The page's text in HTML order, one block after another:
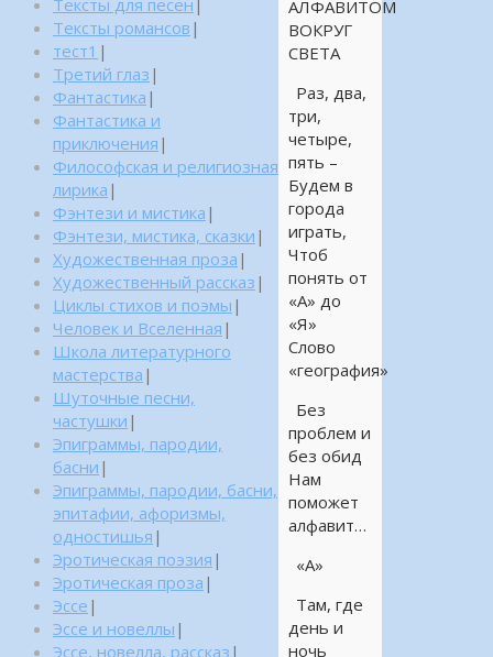
АЛФАВИТОМ
ВОКРУГ
СВЕТА
Раз, два,
три,
четыре,
пять –
Будем в
города
играть,
Чтоб
понять от
«А» до
«Я»
Слово
«география»
Без
проблем и
без обид
Нам
поможет
алфавит…
«А»
Там, где
день и
ночь
Тексты для песен |
Тексты романсов |
тест1 |
Третий глаз |
Фантастика |
Фантастика и
приключения |
Философская и религиозная
лирика |
Фэнтези и мистика |
Фэнтези, мистика, сказки |
Художественная проза |
Художественный рассказ |
Циклы стихов и поэмы |
Человек и Вселенная |
Школа литературного
мастерства |
Шуточные песни,
частушки |
Эпиграммы, пародии,
басни |
Эпиграммы, пародии, басни,
эпитафии, афоризмы,
одностишья |
Эротическая поэзия |
Эротическая проза |
Эссе |
Эссе и новеллы |
Эссе, новелла, рассказ |